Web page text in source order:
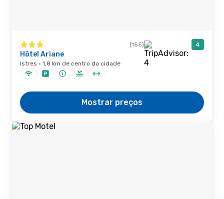
(155) 4
Hôtel Ariane
Istres · 1,8 km de centro da cidade
Mostrar preços